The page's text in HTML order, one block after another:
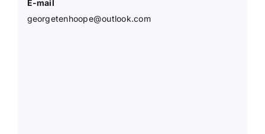
E-mail
georgetenhoope@outlook.com